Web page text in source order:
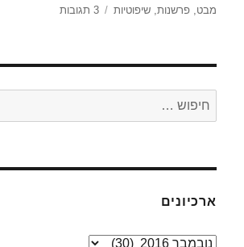
בתאריך
מבט,פרשנות,שיפוטיות 3 תגובות
על
חפש:
ארכיונים
ארכיונים